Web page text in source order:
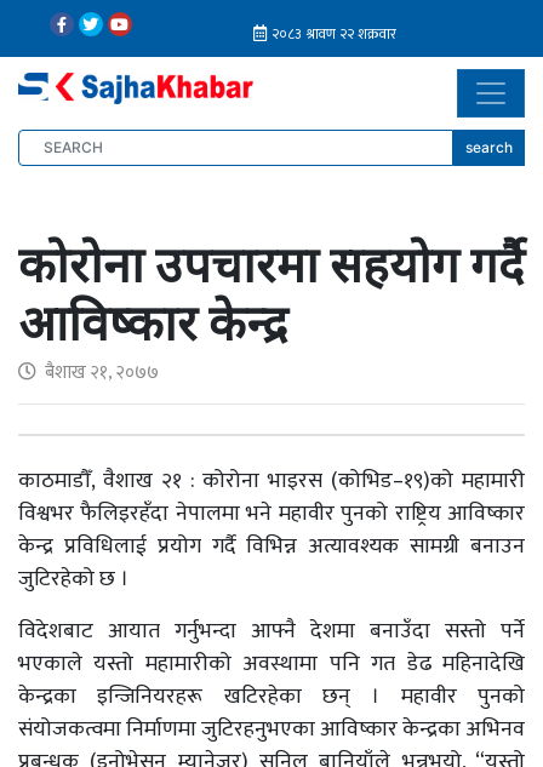
search
कोरोना उपचारमा सहयोग गर्दै
आविष्कार केन्द्र
बैशाख २१, २०७७
काठमाडौँ, वैशाख २१ : कोरोना भाइरस (कोभिड–१९)को महामारी
विश्वभर फैलिइरहँदा नेपालमा भने महावीर पुनको राष्ट्रिय आविष्कार
केन्द्र प्रविधिलाई प्रयोग गर्दै विभिन्न अत्यावश्यक सामग्री बनाउन
जुटिरहेको छ ।
विदेशबाट आयात गर्नुभन्दा आफ्नै देशमा बनाउँदा सस्तो पर्ने
भएकाले यस्तो महामारीको अवस्थामा पनि गत डेढ महिनादेखि
केन्द्रका इन्जिनियरहरू खटिरहेका छन् । महावीर पुनको
संयोजकत्वमा निर्माणमा जुटिरहनुभएका आविष्कार केन्द्रका अभिनव